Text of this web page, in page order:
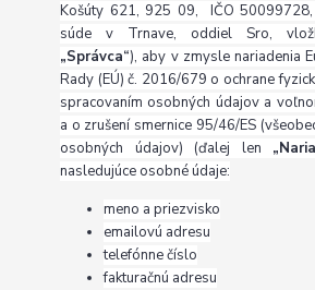
Košúty 621, 925 09, IČO 50099728,
súde v Trnave, oddiel Sro,
„Správca“), aby v zmysle nariadenia
Rady (EÚ) č. 2016/679 o ochrane
spracovaním osobných údajov a
a o zrušení smernice 95/46/ES
osobných údajov) (ďalej len
nasledujúce osobné údaje:
meno a priezvisko
emailovú adresu
telefónne číslo
fakturačnú adresu